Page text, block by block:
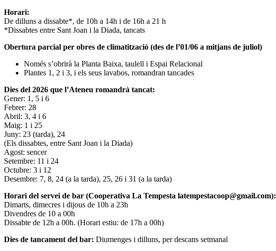
Horari:
De dilluns a dissabte*, de 10h a 14h i de 16h a 21 h
*Dissabtes entre Sant Joan i la Diada, tancats
Obertura parcial per obres de climatització (des de l’01/06 a mitjans de juliol)
Només s’obrirà la Planta Baixa, taulell i Espai Relacional
Plantes 1, 2 i 3, i els seus lavabos, romandran tancades
Dies del 2026 que l’Ateneu romandrà tancat:
Gener: 1, 5 i 6
Febrer: 28
Abril: 3, 4 i 6
Maig: 1 i 25
Juny: 23 (tarda), 24
(Els dissabtes, entre Sant Joan i la Diada)
Agost: sencer
Setembre: 11 i 24
Octubre: 3 i 12
Desembre: 7, 8, 24 (a la tarda), 25, 26 i 31 (a la tarda)
Horari del servei de bar (Cooperativa La Tempesta latempestacoop@gmail.com):
Dimarts, dimecres i dijous de 10h a 23h
Divendres de 10 a 00h
Dissabte de 12h a 00h. (Horari estiu: de 17h a 00h)
Dies de tancament del bar: Diumenges i dilluns, per descans setmanal